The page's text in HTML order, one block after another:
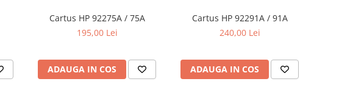
Cartus HP 92275A / 75A
195,00 Lei
ADAUGA IN COS
Cartus HP 92291A / 91A
240,00 Lei
ADAUGA IN COS